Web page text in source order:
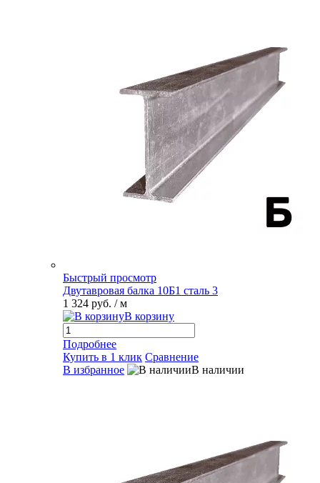
Быстрый просмотр
Двутавровая балка 10Б1 сталь 3
1 324 руб. / м
В корзину
Подробнее
Купить в 1 клик Сравнение
В избранное
В наличии